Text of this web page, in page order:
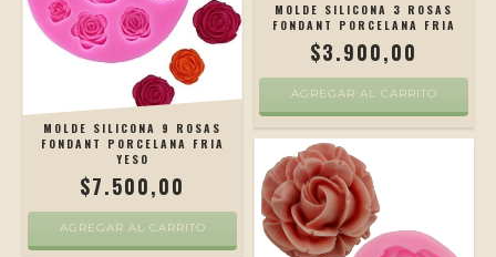
MOLDE SILICONA 3 ROSAS
FONDANT PORCELANA FRIA
$3.900,00
AGREGAR AL CARRITO
MOLDE SILICONA 9 ROSAS
FONDANT PORCELANA FRIA
YESO
$7.500,00
AGREGAR AL CARRITO